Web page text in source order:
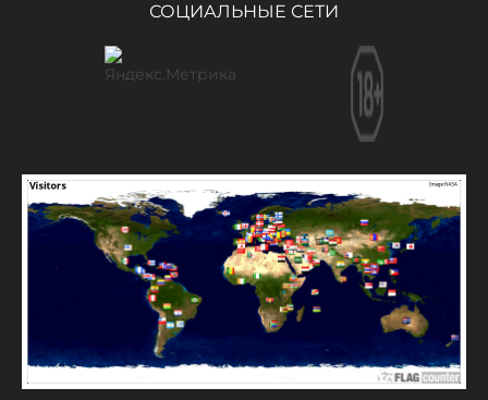
СОЦИАЛЬНЫЕ СЕТИ